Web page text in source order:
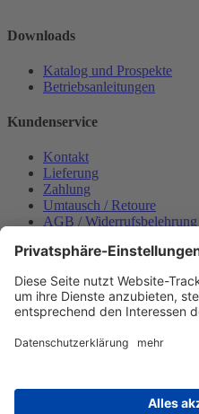
Downloads
Katalog und Prospekte
Betriebsanleitungen
Kundenservice
Kontakt
Lieferung
Zahlung
Umtausch / Retoure
AGB / Widerrufsbelehrung
Datenschutzerklärung
Bestellung widerrufen
Mein konto
Zahlungsmöglichkeiten